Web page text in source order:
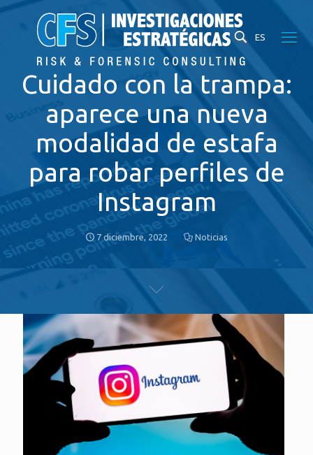
ES
Cuidado con la trampa:
aparece una nueva
modalidad de estafa
para robar perfiles de
Instagram
7 diciembre, 2022 Noticias